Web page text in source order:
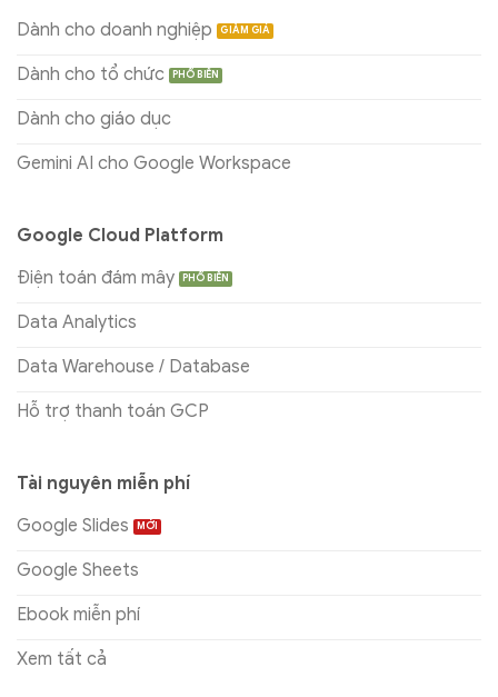
Dành cho doanh nghiệp
Dành cho tổ chức
Dành cho giáo dục
Gemini AI cho Google Workspace
Google Cloud Platform
Điện toán đám mây
Data Analytics
Data Warehouse / Database
Hỗ trợ thanh toán GCP
Tài nguyên miễn phí
Google Slides
Google Sheets
Ebook miễn phí
Xem tất cả